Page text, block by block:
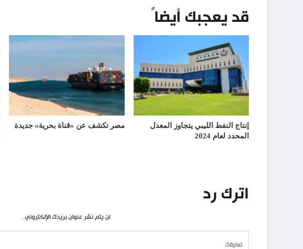
قد يعجبك أيضاً
إنتاج النفط الليبي يتجاوز المعدل
المحدد لعام 2024
مصر تكشف عن «قناة بحرية» جديدة
اترك رد
لن يتم نشر عنوان بريدك الإلكتروني.